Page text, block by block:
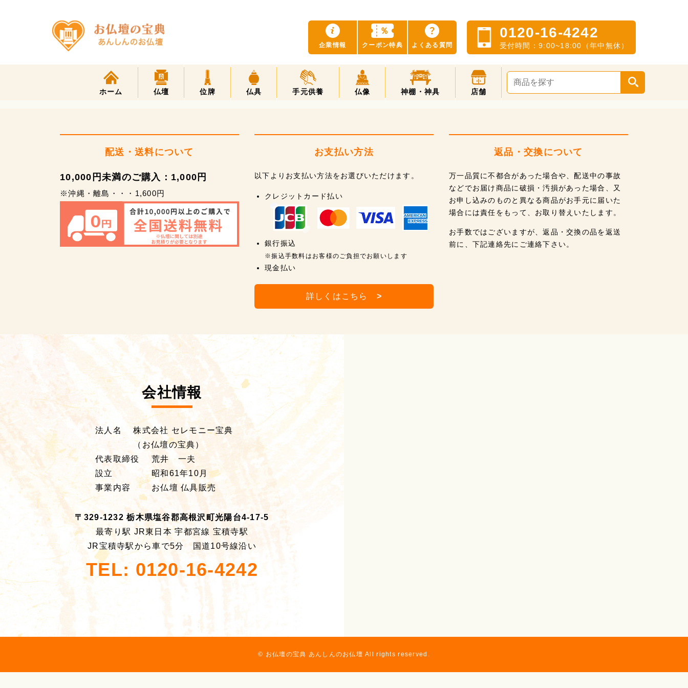
企業情報
％
クーポン特典
？
よくある質問
0120-16-4242
受付時間：9:00~18:00（年中無休）
ホーム 仏壇 位牌 仏具 手元供養 仏像 神棚・神具 店舗
配送・送料について
10,000円未満のご購入：1,000円
※沖縄・離島・・・1,600円
お支払い方法
以下よりお支払い方法をお選びいただけます。
クレジットカード払い
銀行振込
※振込手数料はお客様のご負担でお願いします
現金払い
詳しくはこちら >
返品・交換について
万一品質に不都合があった場合や、配送中の事故
などでお届け商品に破損・汚損があった場合、又
お申し込みのものと異なる商品がお手元に届いた
場合には責任をもって、お取り替えいたします。
お手数ではございますが、返品・交換の品を返送
前に、下記連絡先にご連絡下さい。
会社情報
法人名
株式会社 セレモニー宝典
（お仏壇の宝典）
代表取締役
荒井 一夫
設立
昭和61年10月
事業内容
お仏壇 仏具販売
〒329-1232 栃木県塩谷郡高根沢町光陽台4-17-5
最寄り駅 JR東日本 宇都宮線 宝積寺駅
JR宝積寺駅から車で5分 国道10号線沿い
TEL: 0120-16-4242
© お仏壇の宝典 あんしんのお仏壇 All rights reserved.